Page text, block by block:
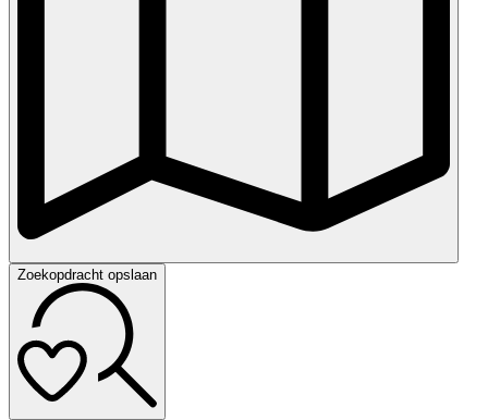
Zoekopdracht opslaan